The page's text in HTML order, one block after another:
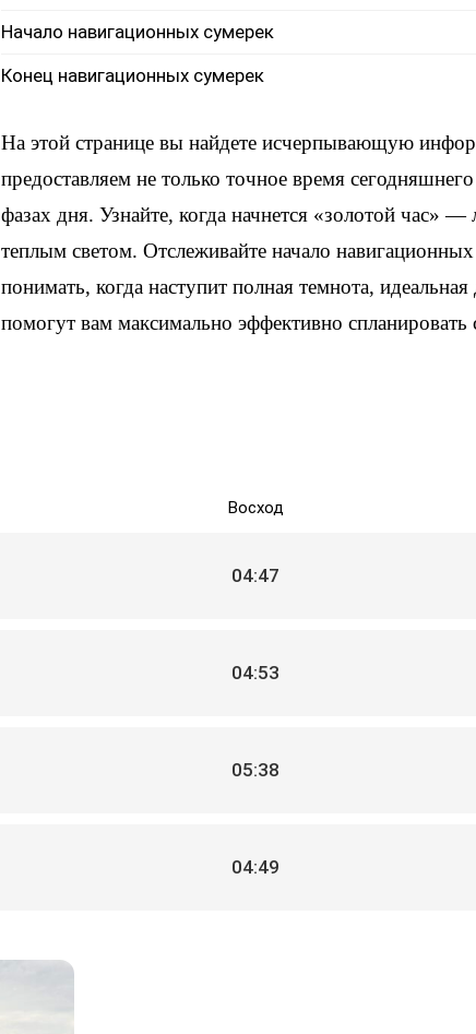
Начало навигационных сумерек
Конец навигационных сумерек
На этой странице вы найдете исчерпывающую
предоставляем не только точное время
фазах дня. Узнайте, когда начнется «золотой час»
теплым светом. Отслеживайте начало
понимать, когда наступит полная темнота,
помогут вам максимально эффективно спланировать
Восход
04:47
04:53
05:38
04:49